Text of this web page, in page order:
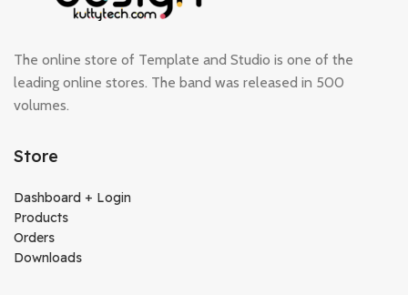
The online store of Template and Studio is one of the
leading online stores. The band was released in 500
volumes.
Store
Dashboard + Login
Products
Orders
Downloads